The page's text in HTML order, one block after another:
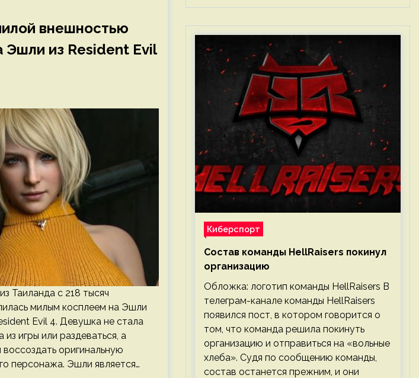
внешностью
Эшли из Resident Evil
Таиланда с 218 тысяч
милым косплеем на Эшли
Evil 4. Девушка не стала
игры или раздеваться, а
оригинальную
персонажа. Эшли является…
Киберспорт
Состав команды HellRaisers покинул
организацию
Обложка: логотип команды HellRaisers В
телеграм-канале команды HellRaisers
появился пост, в котором говорится о
том, что команда решила покинуть
организацию и отправиться на «вольные
хлеба». Судя по сообщению команды,
состав останется прежним, и они